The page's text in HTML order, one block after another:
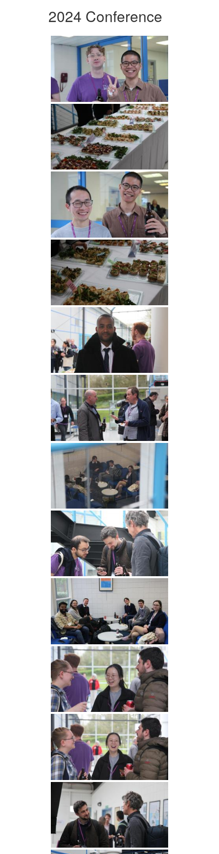
2024 Conference